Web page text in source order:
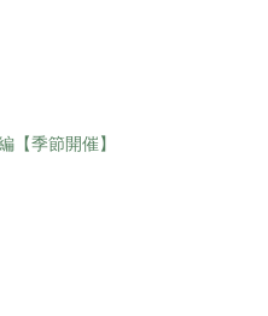
季節開催】